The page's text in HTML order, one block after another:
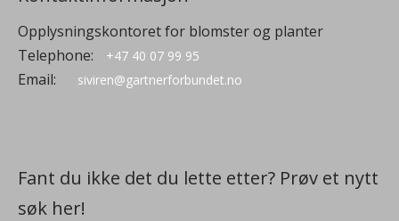
Opplysningskontoret for blomster og planter
Telephone:
+47 40 07 99 95
Email: siviren@gartnerforbundet.no
Fant du ikke det du lette etter? Prøv et nytt
søk her!